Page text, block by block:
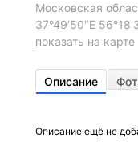
Московская
37°49′50″E
показать на карте
Описание
Описание ещё не